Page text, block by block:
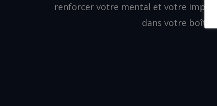
renforcer votre mental et votre
dans votre boîte